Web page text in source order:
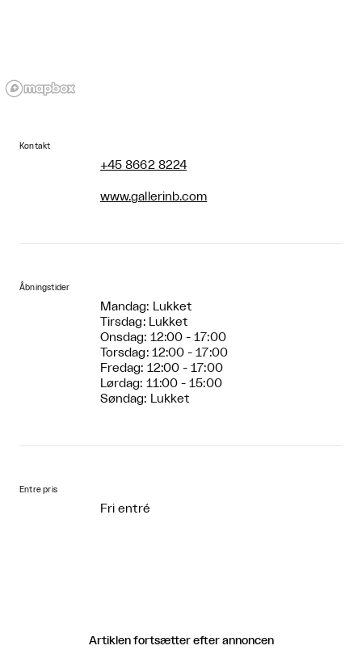
Kontakt
+45 8662 8224
www.gallerinb.com
Åbningstider
Mandag: Lukket
Tirsdag: Lukket
Onsdag: 12:00 - 17:00
Torsdag: 12:00 - 17:00
Fredag: 12:00 - 17:00
Lørdag: 11:00 - 15:00
Søndag: Lukket
Entre pris
Fri entré
Artiklen fortsætter efter annoncen